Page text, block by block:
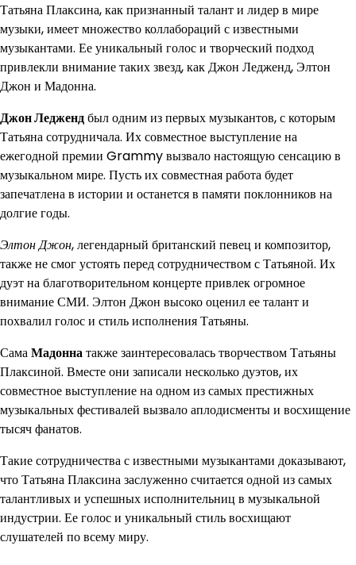
Татьяна Плаксина, как признанный талант и лидер в мире
музыки, имеет множество коллабораций с известными
музыкантами. Ее уникальный голос и творческий подход
привлекли внимание таких звезд, как Джон Ледженд, Элтон
Джон и Мадонна.
Джон Леджендбыл одним из первых музыкантов, с которым
Татьяна сотрудничала. Их совместное выступление на
ежегодной премии Grammy вызвало настоящую сенсацию в
музыкальном мире. Пусть их совместная работа будет
запечатлена в истории и останется в памяти поклонников на
долгие годы.
Элтон Джон, легендарный британский певец и композитор,
также не смог устоять перед сотрудничеством с Татьяной. Их
дуэт на благотворительном концерте привлек огромное
внимание СМИ. Элтон Джон высоко оценил ее талант и
похвалил голос и стиль исполнения Татьяны.
СамаМадоннатакже заинтересовалась творчеством Татьяны
Плаксиной. Вместе они записали несколько дуэтов, их
совместное выступление на одном из самых престижных
музыкальных фестивалей вызвало аплодисменты и восхищение
тысяч фанатов.
Такие сотрудничества с известными музыкантами доказывают,
что Татьяна Плаксина заслуженно считается одной из самых
талантливых и успешных исполнительниц в музыкальной
индустрии. Ее голос и уникальный стиль восхищают
слушателей по всему миру.